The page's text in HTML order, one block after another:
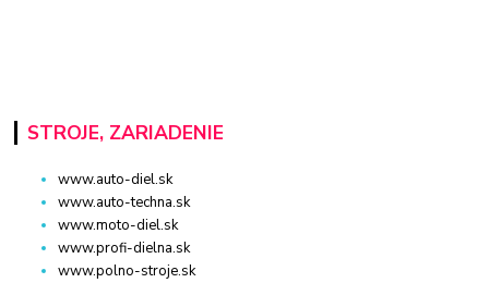
STROJE, ZARIADENIE
www.auto-diel.sk
www.auto-techna.sk
www.moto-diel.sk
www.profi-dielna.sk
www.polno-stroje.sk